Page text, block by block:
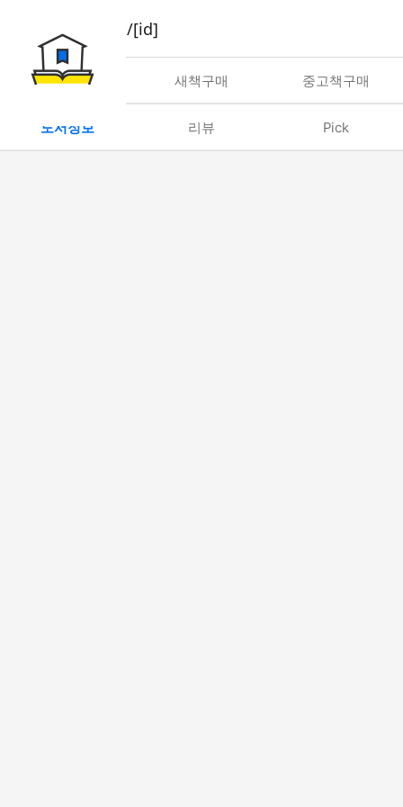
book/rent/[id]
대여 새책구매 중고책구매
도서정보 리뷰 Pick